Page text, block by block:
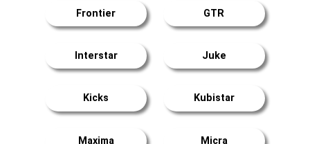
Frontier GTR
Interstar Juke
Kicks Kubistar
Maxima Micra